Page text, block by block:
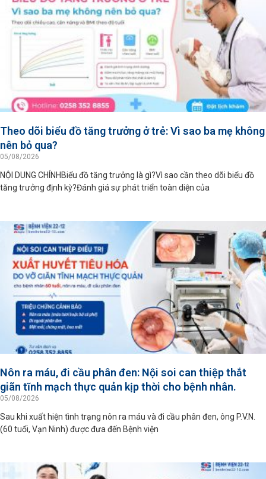
Theo dõi biểu đồ tăng trưởng ở trẻ: Vì sao ba mẹ không
nên bỏ qua?
05/08/2026
NỘI DUNG CHÍNHBiểu đồ tăng trưởng là gì?Vì sao cần theo dõi biểu đồ
tăng trưởng định kỳ?Đánh giá sự phát triển toàn diện của
Nôn ra máu, đi cầu phân đen: Nội soi can thiệp thắt
giãn tĩnh mạch thực quản kịp thời cho bệnh nhân.
05/08/2026
Sau khi xuất hiện tình trạng nôn ra máu và đi cầu phân đen, ông P.V.N.
(60 tuổi, Vạn Ninh) được đưa đến Bệnh viện